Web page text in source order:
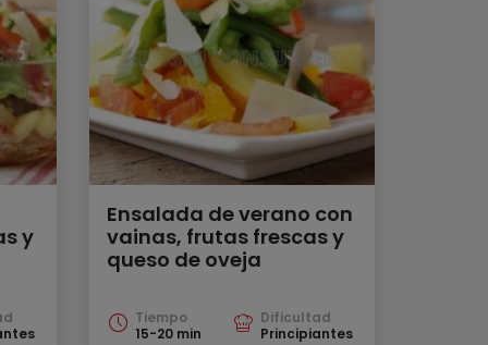
y
Ensalada de verano con
vainas, frutas frescas y
queso de oveja
Tiempo
15-20 min
Dificultad
Principiantes